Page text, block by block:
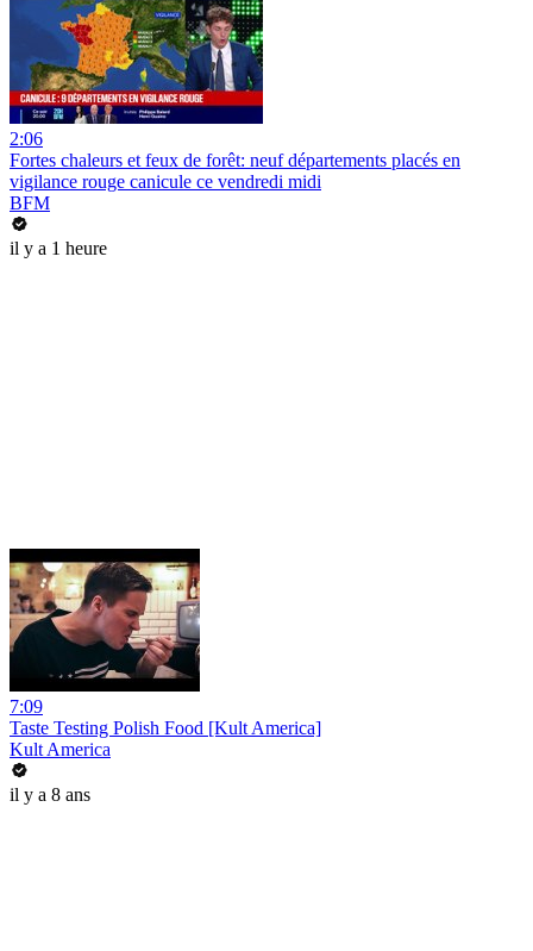
2:06
Fortes chaleurs et feux de forêt: neuf départements placés en
vigilance rouge canicule ce vendredi midi
BFM
il y a 1 heure
7:09
Taste Testing Polish Food [Kult America]
Kult America
il y a 8 ans